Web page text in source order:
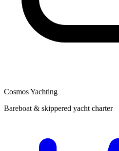
Cosmos Yachting
Bareboat & skippered yacht charter